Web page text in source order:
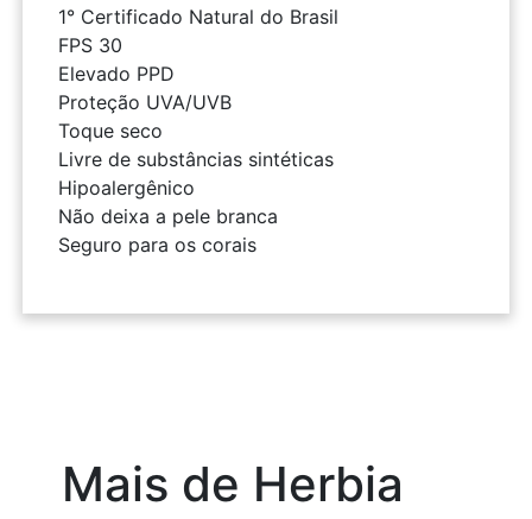
1° Certificado Natural do Brasil
FPS 30
Elevado PPD
Proteção UVA/UVB
Toque seco
Livre de substâncias sintéticas
Hipoalergênico
Não deixa a pele branca
Seguro para os corais
Mais de Herbia